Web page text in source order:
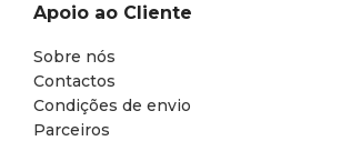
Apoio ao Cliente
Sobre nós
Contactos
Condições de envio
Parceiros